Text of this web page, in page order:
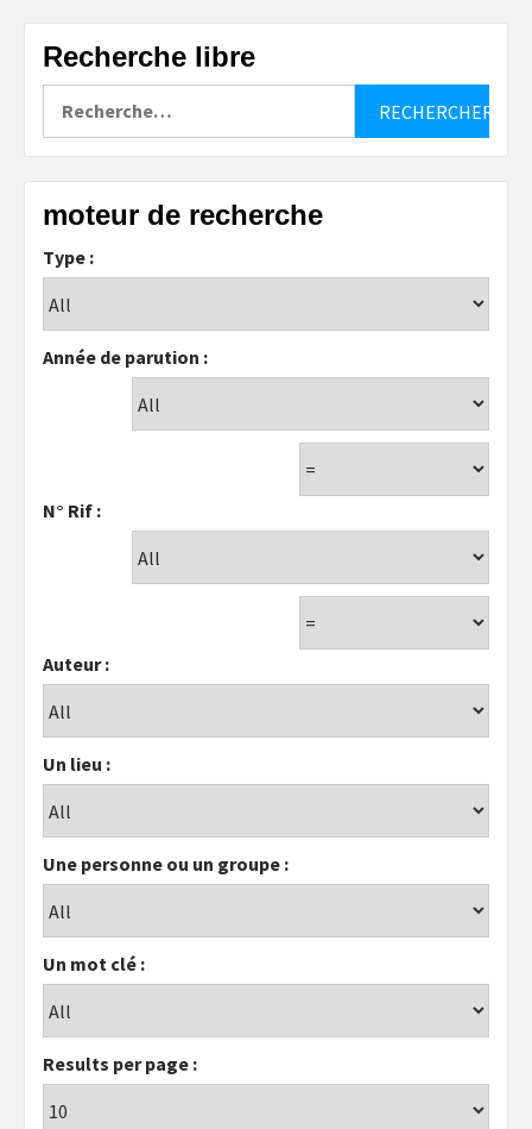
Recherche libre
moteur de recherche
Type :
Année de parution :
N° Rif :
Auteur :
Un lieu :
Une personne ou un groupe :
Un mot clé :
Results per page :